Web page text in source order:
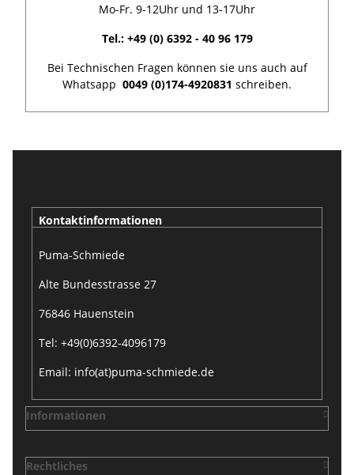
Mo-Fr. 9-12Uhr und 13-17Uhr
Tel.: +49 (0) 6392 - 40 96 179
Bei Technischen Fragen können sie uns auch auf
Whatsapp 0049 (0)174-4920831 schreiben.
Kontaktinformationen
Puma-Schmiede
Alte Bundesstrasse 27
76846 Hauenstein
Tel: +49(0)6392-4096179
Email: info(at)puma-schmiede.de
Informationen
Rechtliches